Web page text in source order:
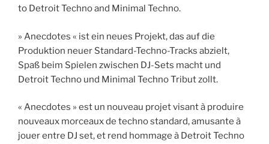
to Detroit Techno and Minimal Techno.
» Anecdotes « ist ein neues Projekt, das auf die
Produktion neuer Standard-Techno-Tracks abzielt,
Spaß beim Spielen zwischen DJ-Sets macht und
Detroit Techno und Minimal Techno Tribut zollt.
« Anecdotes » est un nouveau projet visant à produire
nouveaux morceaux de techno standard, amusante à
jouer entre DJ set, et rend hommage à Detroit Techno